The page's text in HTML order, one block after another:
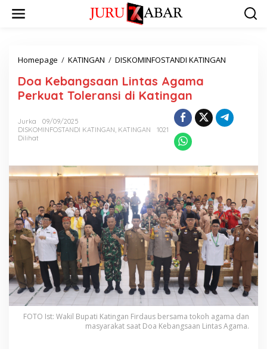
Homepage / KATINGAN / DISKOMINFOSTANDI KATINGAN
Doa Kebangsaan Lintas Agama
Perkuat Toleransi di Katingan
Jurka
09/09/2025
DISKOMINFOSTANDI KATINGAN, KATINGAN
1021
Dilihat
FOTO Ist: Wakil Bupati Katingan Firdaus bersama tokoh agama dan
masyarakat saat Doa Kebangsaan Lintas Agama.